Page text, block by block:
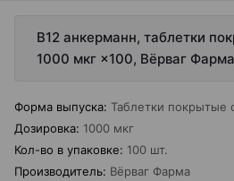
В12 анкерманн, таблетки
1000 мкг ×100, Вёрваг
Форма выпуска: Таблетки покрытые
Дозировка: 1000 мкг
Кол-во в упаковке: 100 шт.
Производитель: Вёрваг Фарма